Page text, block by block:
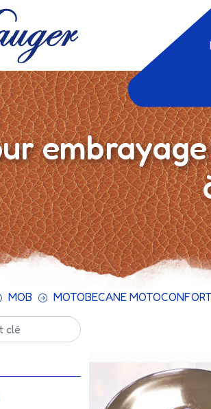
MOB MOTOBECANE